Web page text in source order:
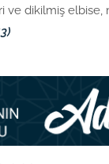
dikilmiş elbise,